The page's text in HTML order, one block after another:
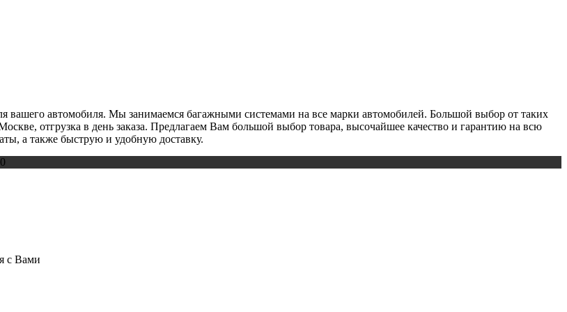
вашего автомобиля. Мы занимаемся багажными системами на все марки автомобилей. Большой выбор от таких
отгрузка в день заказа. Предлагаем Вам большой выбор товара, высочайшее качество и гарантию на всю
а также быструю и удобную доставку.
с Вами